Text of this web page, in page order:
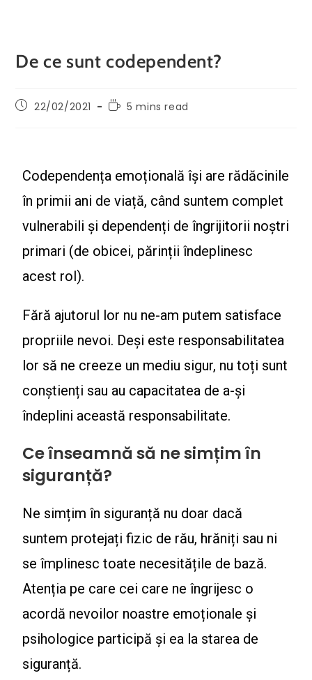
De ce sunt codependent?
22/02/2021 5 mins read
Codependența emoțională își are rădăcinile
în primii ani de viață, când suntem complet
vulnerabili și dependenți de îngrijitorii noștri
primari (de obicei, părinții îndeplinesc
acest rol).
Fără ajutorul lor nu ne-am putem satisface
propriile nevoi. Deși este responsabilitatea
lor să ne creeze un mediu sigur, nu toți sunt
conștienți sau au capacitatea de a-și
îndeplini această responsabilitate.
Ce înseamnă să ne simțim în
siguranță?
Ne simțim în siguranță nu doar dacă
suntem protejați fizic de rău, hrăniți sau ni
se împlinesc toate necesitățile de bază.
Atenția pe care cei care ne îngrijesc o
acordă nevoilor noastre emoționale și
psihologice participă și ea la starea de
siguranță.